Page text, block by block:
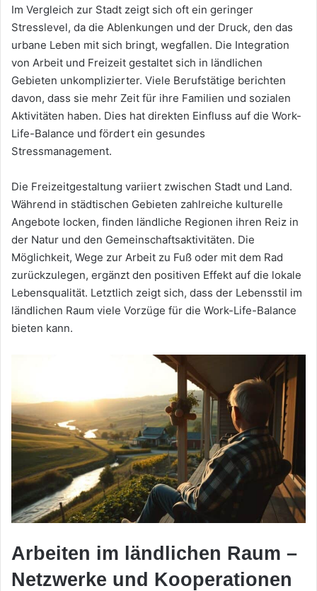
Im Vergleich zur Stadt zeigt sich oft ein geringer
Stresslevel, da die Ablenkungen und der Druck, den das
urbane Leben mit sich bringt, wegfallen. Die Integration
von Arbeit und Freizeit gestaltet sich in ländlichen
Gebieten unkomplizierter. Viele Berufstätige berichten
davon, dass sie mehr Zeit für ihre Familien und sozialen
Aktivitäten haben. Dies hat direkten Einfluss auf die Work-
Life-Balance und fördert ein gesundes
Stressmanagement.
Die Freizeitgestaltung variiert zwischen Stadt und Land.
Während in städtischen Gebieten zahlreiche kulturelle
Angebote locken, finden ländliche Regionen ihren Reiz in
der Natur und den Gemeinschaftsaktivitäten. Die
Möglichkeit, Wege zur Arbeit zu Fuß oder mit dem Rad
zurückzulegen, ergänzt den positiven Effekt auf die lokale
Lebensqualität. Letztlich zeigt sich, dass der Lebensstil im
ländlichen Raum viele Vorzüge für die Work-Life-Balance
bieten kann.
Arbeiten im ländlichen Raum –
Netzwerke und Kooperationen